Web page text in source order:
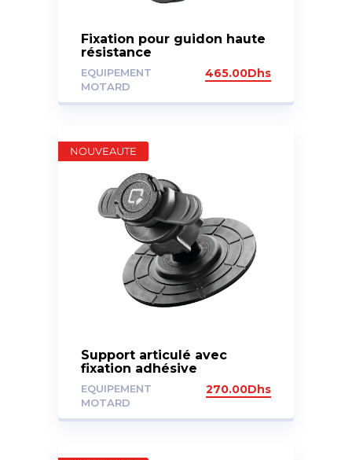
Fixation pour guidon haute
résistance
EQUIPEMENT
MOTARD
465.00Dhs
Support articulé avec
fixation adhésive
EQUIPEMENT
MOTARD
270.00Dhs
NOUVEAUTE